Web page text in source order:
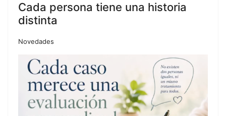
Cada persona tiene una historia
distinta
Novedades